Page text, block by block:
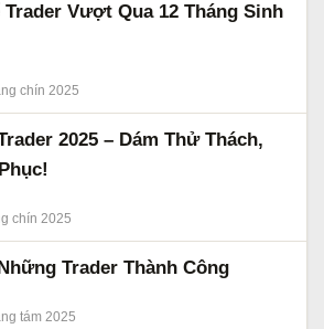
Vượt Qua 12 Tháng Sinh
chín 2025
2025 – Dám Thử Thách,
chín 2025
Trader Thành Công
tám 2025